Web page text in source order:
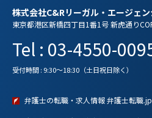
株式会社C&Rリーガル・エージェ
東京都港区新橋四丁目1番1号 新虎通り
Tel : 03-4550-
受付時間 : 9:30～18:30（土日祝日除く）
弁護士の転職・求人情報 弁護士転職.jp